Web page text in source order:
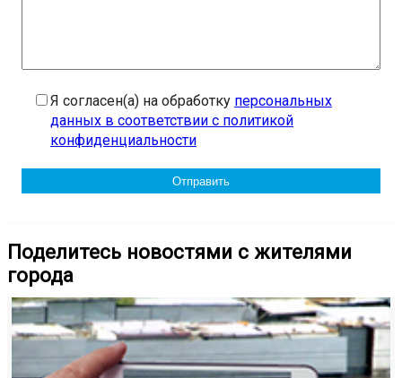
Я согласен(а) на обработку персональных
данных в соответствии с политикой
конфиденциальности
Поделитесь новостями с жителями
города